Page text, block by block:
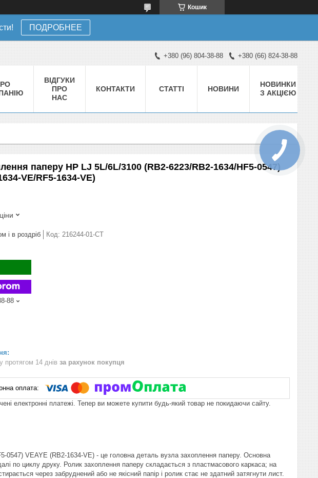
Кошик
ПОДРОБНЕЕ
+380 (96) 804-38-88 +380 (66) 824-38-88
ВІДГУКИ
ПРО
НАС
КОНТАКТИ СТАТТІ НОВИНИ
НОВИНКИ
З АКЦІЄЮ
паперу HP LJ 5L/6L/3100 (RB2-6223/RB2-1634/HF5-0547)
VE/RF5-1634-VE)
і в роздріб Код: 216244-01-СТ
88
протягом 14 днів за рахунок покупця
електронні платежі. Тепер ви можете купити будь-який товар не покидаючи сайту.
0547) VEAYE (RB2-1634-VE) - це головна деталь вузла захоплення паперу. Основна
по циклу друку. Ролик захоплення паперу складається з пластмасового каркаса; на
через забруднений або не якісний папір і ролик стає не здатний затягнути лист.